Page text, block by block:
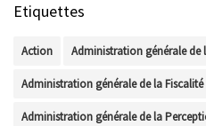
Etiquettes
Action Administration générale
Administration générale de la Fiscalité
Administration générale de la